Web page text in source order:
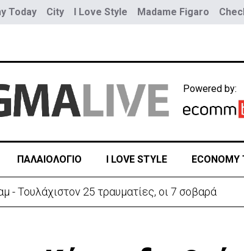
Today City I Love Style Madame Figaro
Powered by:
ΠΑΛΑΙΟΛΟΓΙΟ I LOVE STYLE ECONOMY
- Τουλάχιστον 25 τραυματίες, οι 7 σοβαρά